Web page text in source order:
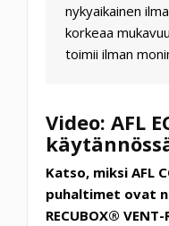
nykyaikainen
korkeaa
toimii ilman
Video: AFL
Katso, miksi AFL
puhaltimet ovat
RECUBOX® VENT-